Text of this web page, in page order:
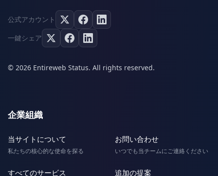
公式アカウント
一鍵シェア
© 2026 Entireweb Status. All rights reserved.
企業組織
当サイトについて
私たちの核心的な使命を探る
お問い合わせ
いつでも当チームにご連絡ください
すべてのサービス 追加の提案